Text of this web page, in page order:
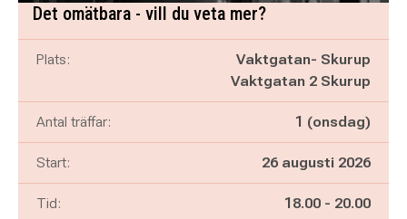
Det omätbara - vill du veta mer?
Plats:
Vaktgatan- Skurup
Vaktgatan 2 Skurup
Antal träffar: 1 (onsdag)
Start: 26 augusti 2026
Tid: Pågår mellan
18.00 - och
20.00